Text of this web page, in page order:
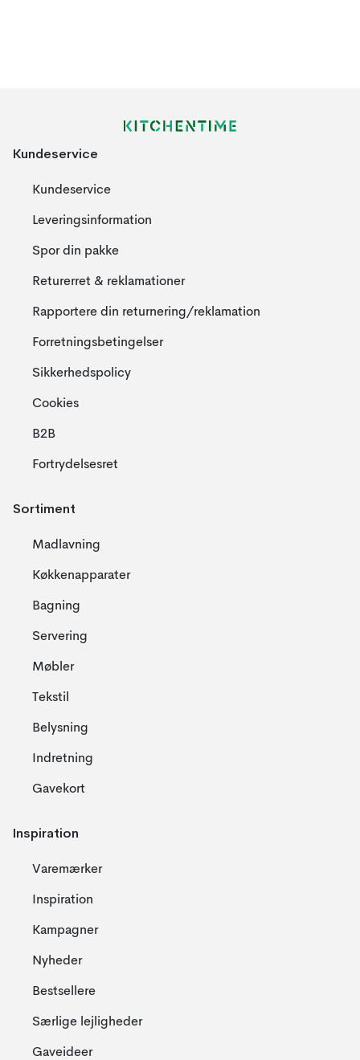
Kundeservice
Kundeservice
Leveringsinformation
Spor din pakke
Returerret & reklamationer
Rapportere din returnering/reklamation
Forretningsbetingelser
Sikkerhedspolicy
Cookies
B2B
Fortrydelsesret
Sortiment
Madlavning
Køkkenapparater
Bagning
Servering
Møbler
Tekstil
Belysning
Indretning
Gavekort
Inspiration
Varemærker
Inspiration
Kampagner
Nyheder
Bestsellere
Særlige lejligheder
Gaveideer